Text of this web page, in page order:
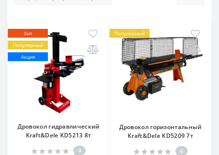
Хит
Популярный
Акция
Дровокол гидравлический
Kraft&Dele KD5213 8т
0
Популярный
Дровокол горизонтальный
Kraft&Dele KD5209 7т
0